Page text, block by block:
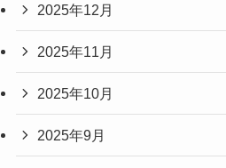
2025年12月
2025年11月
2025年10月
2025年9月